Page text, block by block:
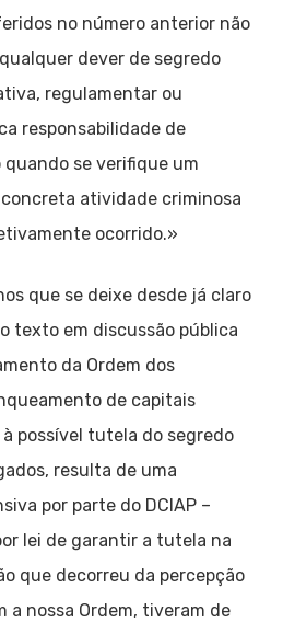
no número anterior não
dever de segredo
regulamentar ou
responsabilidade de
se verifique um
atividade criminosa
ocorrido.»
que se deixe desde já claro
texto em discussão pública
da Ordem dos
de capitais
possível tutela do segredo
resulta de uma
por parte do DCIAP –
lei de garantir a tutela na
que decorreu da percepção
a nossa Ordem, tiveram de